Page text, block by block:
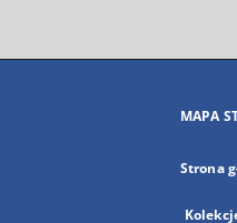
MAPA
Strona